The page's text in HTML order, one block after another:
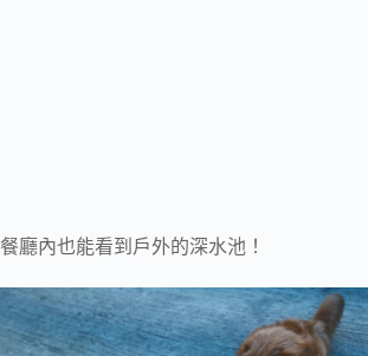
餐廳內也能看到戶外的深水池！